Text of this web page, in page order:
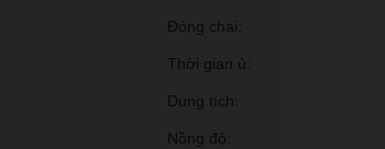
Đóng chai:
Thời gian ủ:
Dung tích:
Nồng độ: